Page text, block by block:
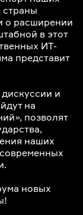
страны
о расширении
в этот
ИТ-
представит
и
на
позволят
наших
новых